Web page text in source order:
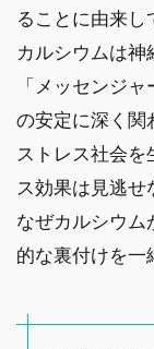
ることに由来し
カルシウムは
「メッセンジ
の安定に深く関
ストレス社会を
ス効果は見逃せ
なぜカルシウム
的な裏付けを一